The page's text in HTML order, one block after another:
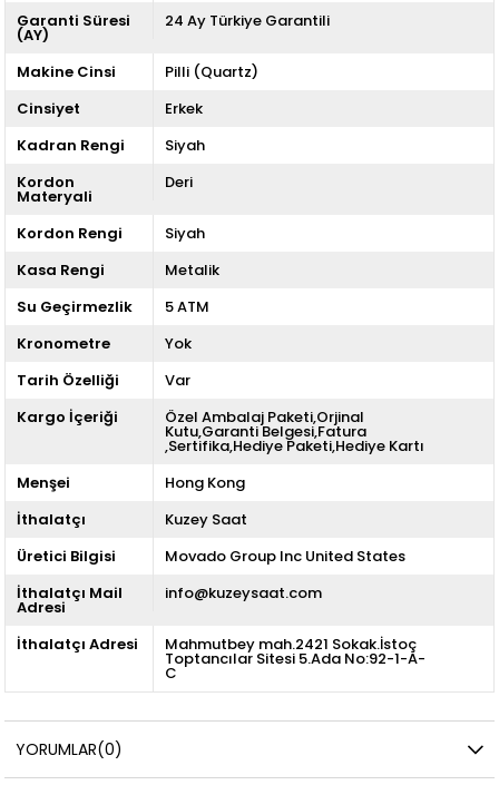
Garanti Süresi
(AY)
24 Ay Türkiye Garantili
Makine Cinsi
Pilli (Quartz)
Cinsiyet
Erkek
Kadran Rengi
Siyah
Kordon
Materyali
Deri
Kordon Rengi
Siyah
Kasa Rengi
Metalik
Su Geçirmezlik
5 ATM
Kronometre
Yok
Tarih Özelliği
Var
Kargo İçeriği
Özel Ambalaj Paketi,Orjinal
Kutu,Garanti Belgesi,Fatura
,Sertifika,Hediye Paketi,Hediye Kartı
Menşei
Hong Kong
İthalatçı
Kuzey Saat
Üretici Bilgisi
Movado Group Inc United States
İthalatçı Mail
Adresi
info@kuzeysaat.com
İthalatçı Adresi Mahmutbey mah.2421 Sokak.İstoç
Toptancılar Sitesi 5.Ada No:92-1-A-
C
YORUMLAR(0)